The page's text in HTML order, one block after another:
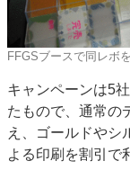
FFGSブースで同レボ
キャンペーンは5
たもので、通常の
え、ゴールドやシ
よる印刷を割引で